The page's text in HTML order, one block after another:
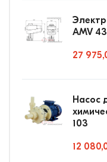
AMV
27
Насос
103
12